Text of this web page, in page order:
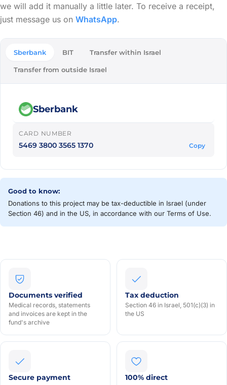
we will add it manually a little later. To receive a receipt,
just message us on WhatsApp.
Sberbank BIT Transfer within Israel
Transfer from outside Israel
Sberbank
CARD NUMBER
5469 3800 3565 1370 Copy
Good to know:
Donations to this project may be tax-deductible in Israel (under
Section 46) and in the US, in accordance with our Terms of Use.
Documents verified
Medical records, statements
and invoices are kept in the
fund's archive
Tax deduction
Section 46 in Israel, 501(c)(3) in
the US
Secure payment 100% direct